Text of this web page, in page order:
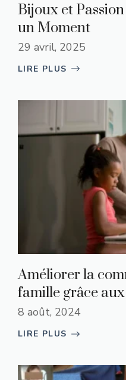
Bijoux et
un Moment
29 avril, 2025
LIRE PLUS
Améliorer la
famille grâce
8 août, 2024
LIRE PLUS